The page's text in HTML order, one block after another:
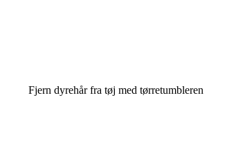
Fjern dyrehår fra tøj med tørretumbleren